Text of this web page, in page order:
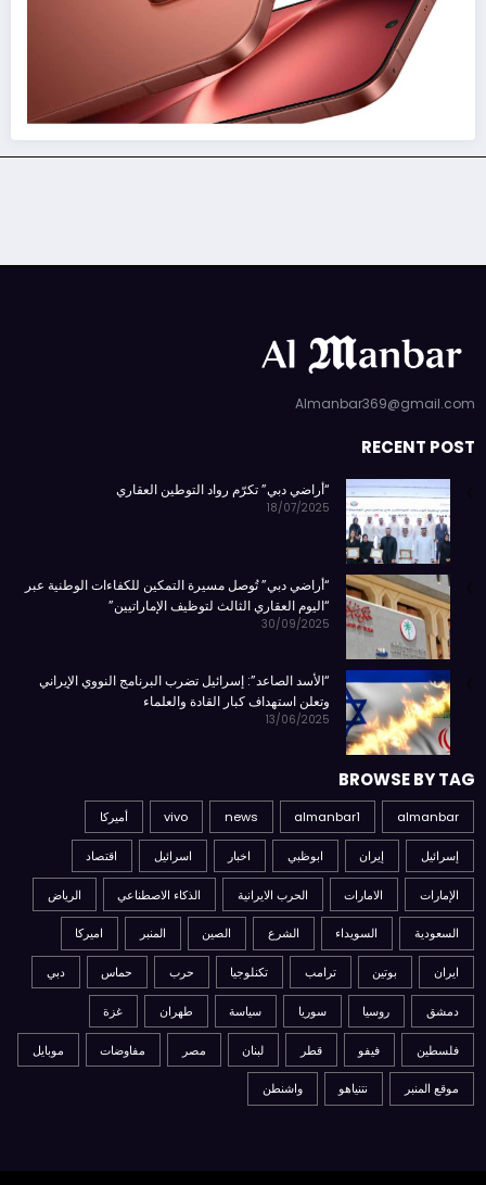
Almanbar369@gmail.com
RECENT POST
“أراضي دبي” تكرّم رواد التوطين العقاري
18/07/2025
“أراضي دبي” تُوصل مسيرة التمكين للكفاءات الوطنية عبر
“اليوم العقاري الثالث لتوظيف الإماراتيين”
30/09/2025
“الأسد الصاعد”: إسرائيل تضرب البرنامج النووي الإيراني
وتعلن استهداف كبار القادة والعلماء
13/06/2025
BROWSE BY TAG
almanbar
almanbar1
news
vivo أميركا
إسرائيل إيران ابوظبي اخبار اسرائيل اقتصاد
الإمارات الامارات الحرب الايرانية الذكاء الاصطناعي الرياض
السعودية السويداء الشرع الصين المنبر اميركا
ايران بوتين ترامب تكنلوجيا حرب حماس دبي
دمشق روسيا سوريا سياسة طهران غزة
فلسطين فيفو قطر لبنان مصر مفاوضات موبايل
موقع المنبر نتنياهو واشنطن